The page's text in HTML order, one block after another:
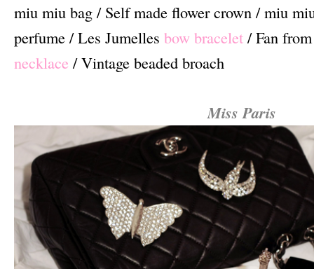
miu miu bag / Self made flower crown / miu
perfume /Les Jumelles bow bracelet / Fan
necklace / Vintage beaded broach
Miss Paris